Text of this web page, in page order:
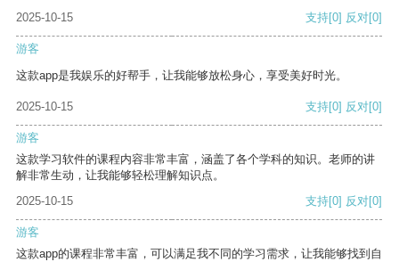
2025-10-15
支持[0] 反对[0]
游客
这款app是我娱乐的好帮手，让我能够放松身心，享受美好时光。
2025-10-15 支持[0] 反对[0]
游客
这款学习软件的课程内容非常丰富，涵盖了各个学科的知识。老师的讲
解非常生动，让我能够轻松理解知识点。
2025-10-15
支持[0] 反对[0]
游客
这款app的课程非常丰富，可以满足我不同的学习需求，让我能够找到自